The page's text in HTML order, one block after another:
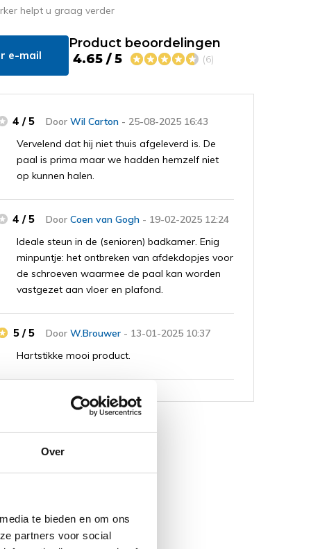
Over
te bieden en om ons
partners voor social
helpt u graag verder
e-mail
Product beoordelingen
4.65 / 5
(6)
DoorWil Carton - 25-08-2025 16:43
4 / 5
Vervelend dat hij niet thuis afgeleverd is. De
paal is prima maar we hadden hemzelf niet
op kunnen halen.
DoorCoen van Gogh - 19-02-2025 12:24
4 / 5
Ideale steun in de (senioren) badkamer. Enig
minpuntje: het ontbreken van afdekdopjes voor
de schroeven waarmee de paal kan worden
vastgezet aan vloer en plafond.
DoorW.Brouwer - 13-01-2025 10:37
5 / 5
Hartstikke mooi product.
H.Denis- 06-01-2025 12:45
Jammer dat geen extra witte buis bij geleverd
is als plafondhoogte 2.65m of meer is.
Mooie stevige paal. Helaas lukt het me niet om
producten